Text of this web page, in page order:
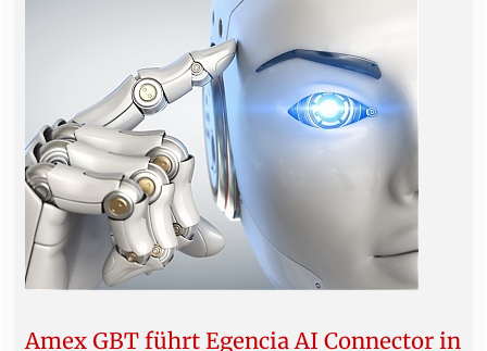
Amex GBT führt Egencia AI Connector in